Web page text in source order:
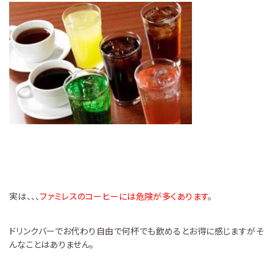
実は、、、ファミレスのコーヒーには危険が多くあります。
ドリンクバーでお代わり自由で何杯でも飲めるとお得に感じますがそ
んなことはありません。